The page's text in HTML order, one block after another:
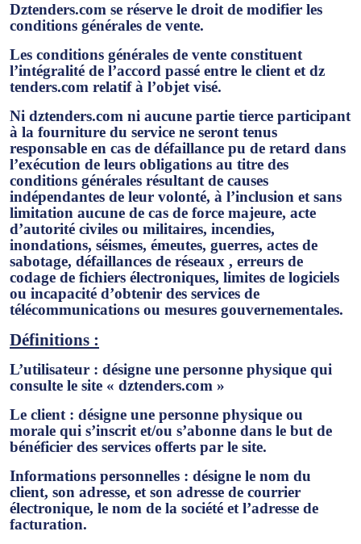
Dztenders.com se réserve le droit de modifier les
conditions générales de vente.
Les conditions générales de vente constituent
l’intégralité de l’accord passé entre le client et dz
tenders.com relatif à l’objet visé.
Ni dztenders.com ni aucune partie tierce participant
à la fourniture du service ne seront tenus
responsable en cas de défaillance pu de retard dans
l’exécution de leurs obligations au titre des
conditions générales résultant de causes
indépendantes de leur volonté, à l’inclusion et sans
limitation aucune de cas de force majeure, acte
d’autorité civiles ou militaires, incendies,
inondations, séismes, émeutes, guerres, actes de
sabotage, défaillances de réseaux , erreurs de
codage de fichiers électroniques, limites de logiciels
ou incapacité d’obtenir des services de
télécommunications ou mesures gouvernementales.
Définitions :
L’utilisateur : désigne une personne physique qui
consulte le site « dztenders.com »
Le client : désigne une personne physique ou
morale qui s’inscrit et/ou s’abonne dans le but de
bénéficier des services offerts par le site.
Informations personnelles : désigne le nom du
client, son adresse, et son adresse de courrier
électronique, le nom de la société et l’adresse de
facturation.